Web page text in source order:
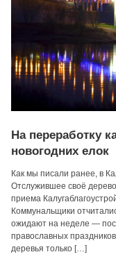
На переработку
новогодних елок
Как мы писали ранее, в
Отслужившее своё
приема
Коммунальщики
ожидают на неделе —
православных
деревья только […]